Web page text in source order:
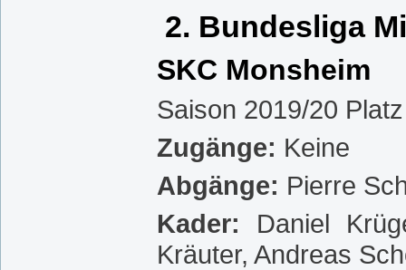
2. Bundesliga
SKC Monsheim
Saison 2019/20
Zugänge: Keine
Abgänge: Pierre
Kader: Daniel
Kräuter, Andreas